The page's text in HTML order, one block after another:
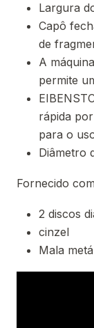
Largura
Capô
de
A
permite
rápida
para o
Diâmetro
Fornecido
2 discos
cinzel
Mala